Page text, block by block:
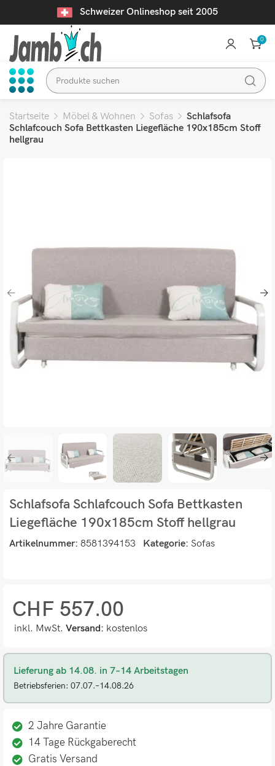
Schweizer Onlineshop seit 2005
0
Startseite Möbel & Wohnen Sofas
Schlafsofa
Schlafcouch Sofa Bettkasten Liegefläche 190x185cm Stoff
hellgrau
Schlafsofa Schlafcouch Sofa Bettkasten
Liegefläche 190x185cm Stoff hellgrau
Artikelnummer: 8581394153 Kategorie: Sofas
CHF 557.00
inkl. MwSt. Versand: kostenlos
Lieferung ab 14.08. in 7–14 Arbeitstagen
Betriebsferien: 07.07.–14.08.26
2 Jahre Garantie
14 Tage Rückgaberecht
Gratis Versand